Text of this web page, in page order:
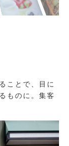
ことで、目に
ものに。集客